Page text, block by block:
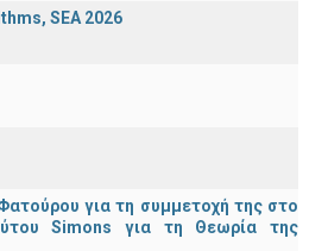
SEA 2026
για τη συμμετοχή της στο
Simons για τη Θεωρία της